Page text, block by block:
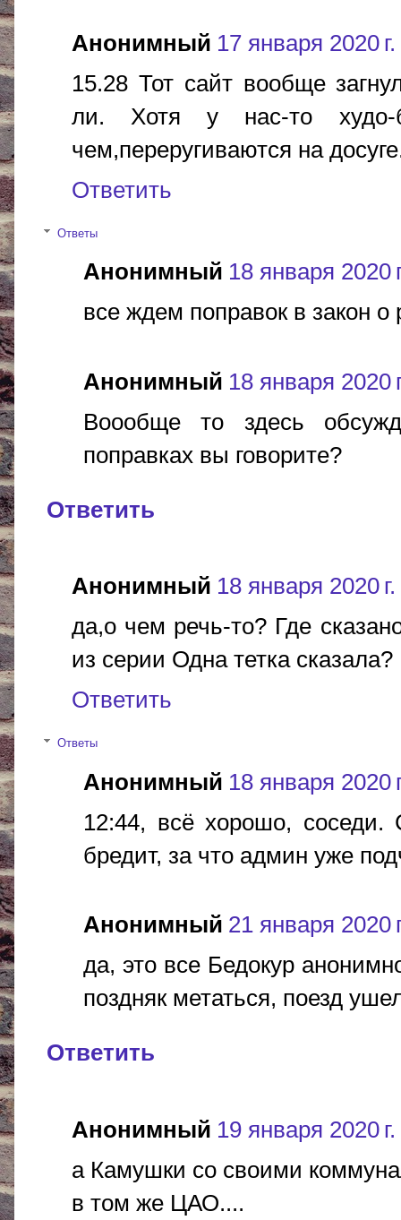
Анонимный 17 января 2020
15.28 Тот сайт вообще
ли. Хотя у нас-то худо-
чем,переругиваются на
Ответить
Ответы
Анонимный 18 января 2020
все ждем поправок в закон о
Анонимный 18 января 2020
Воообще то здесь
поправках вы говорите?
Ответить
Анонимный 18 января 2020
да,о чем речь-то? Где
из серии Одна тетка сказала?
Ответить
Ответы
Анонимный 18 января 2020
12:44, всё хорошо, соседи.
бредит, за что админ уже
Анонимный 21 января 2020
да, это все Бедокур
поздняк метаться, поезд
Ответить
Анонимный 19 января 2020
а Камушки со своими
в том же ЦАО....